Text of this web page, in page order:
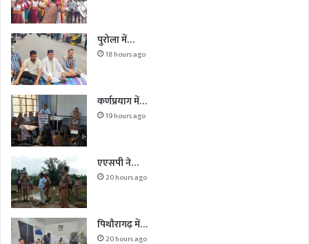
पुरोला में…
18 hours ago
कर्णप्रयाग में…
19 hours ago
एएसपी ने…
20 hours ago
पिथौरागढ़ में…
20 hours ago